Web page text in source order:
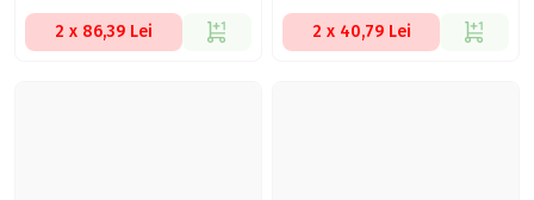
2 x 86,39 Lei 2 x 40,79 Lei